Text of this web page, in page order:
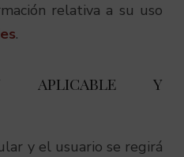
relativa a su uso
.
APLICABLE Y
y el usuario se regirá